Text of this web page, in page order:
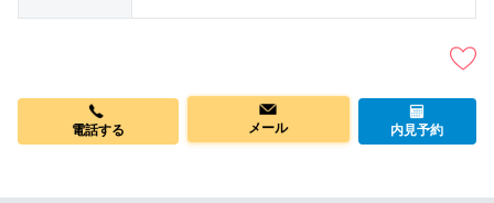
電話する メール 内見予約